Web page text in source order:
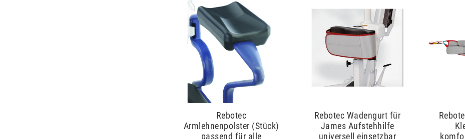
Rebotec
Armlehnenpolster (Stück)
passend für alle
Rebotec Wadengurt für
James Aufstehhilfe
universell einsetzbar